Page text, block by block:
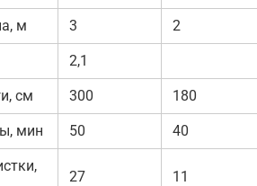
м 3 2
2,1
см 300 180
мин 50 40
27 11